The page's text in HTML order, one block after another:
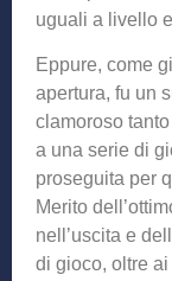
uguali a livello
Eppure, come
apertura, fu un
clamoroso
a una serie di
proseguita per
Merito
nell’uscita e
di gioco, oltre